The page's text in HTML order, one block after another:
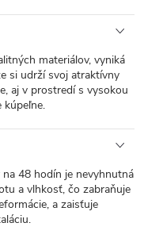
materiálov, vyniká
si udrží svoj atraktívny
aj v prostredí s vysokou
48 hodín je nevyhnutná
a vlhkosť, čo zabraňuje
a zaisťuje